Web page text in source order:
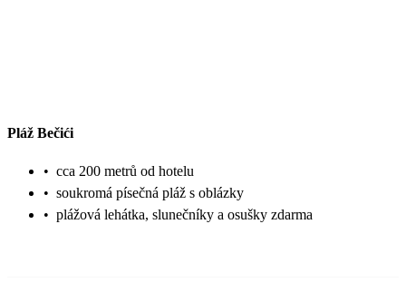
Pláž Bečići
• cca 200 metrů od hotelu
• soukromá písečná pláž s oblázky
• plážová lehátka, slunečníky a osušky zdarma